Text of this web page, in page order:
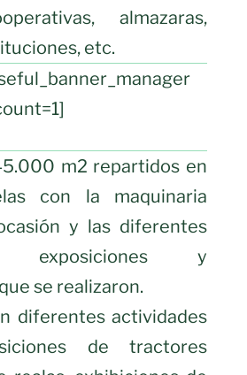
almazaras,
etc.
m2 repartidos en
con la maquinaria
y las diferentes
exposiciones y
se realizaron.
diferentes actividades
de tractores